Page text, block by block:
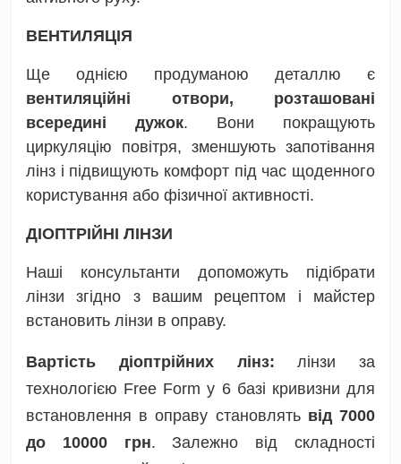
ВЕНТИЛЯЦІЯ
Ще однією продуманою деталлю є
вентиляційні отвори, розташовані
всередині дужок. Вони покращують
циркуляцію повітря, зменшують запотівання
лінз і підвищують комфорт під час щоденного
користування або фізичної активності.
ДІОПТРІЙНІ ЛІНЗИ
Наші консультанти допоможуть підібрати
лінзи згідно з вашим рецептом і майстер
встановить лінзи в оправу.
Вартість діоптрійних лінз: лінзи за
технологією Free Form у 6 базі кривизни для
встановлення в оправу становлять від 7000
до 10000 грн. Залежно від складності